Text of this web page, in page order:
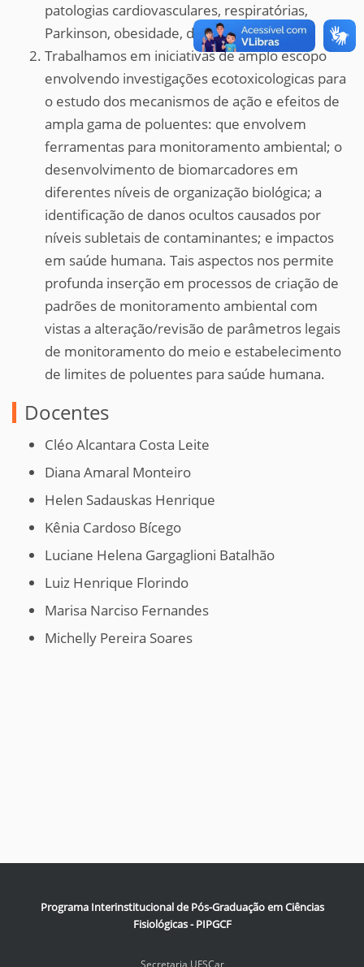
patologias cardiovasculares, respiratórias,
Parkinson, obesidade, dentre outros;
Trabalhamos em iniciativas de amplo escopo
envolvendo investigações ecotoxicologicas para
o estudo dos mecanismos de ação e efeitos de
ampla gama de poluentes: que envolvem
ferramentas para monitoramento ambiental; o
desenvolvimento de biomarcadores em
diferentes níveis de organização biológica; a
identificação de danos ocultos causados por
níveis subletais de contaminantes; e impactos
em saúde humana. Tais aspectos nos permite
profunda inserção em processos de criação de
padrões de monitoramento ambiental com
vistas a alteração/revisão de parâmetros legais
de monitoramento do meio e estabelecimento
de limites de poluentes para saúde humana.
Docentes
Cléo Alcantara Costa Leite
Diana Amaral Monteiro
Helen Sadauskas Henrique
Kênia Cardoso Bícego
Luciane Helena Gargaglioni Batalhão
Luiz Henrique Florindo
Marisa Narciso Fernandes
Michelly Pereira Soares
Programa Interinstitucional de Pós-Graduação em Ciências
Fisiológicas - PIPGCF
Secretaria UFSCar